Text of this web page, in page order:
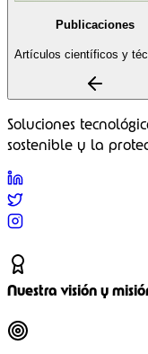
Publicaciones
Artículos científicos y
Soluciones
sostenible y la
Nuestra visión y